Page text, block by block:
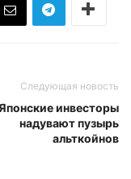
Следующая новость
Японские инвесторы
надувают пузырь
альткойнов